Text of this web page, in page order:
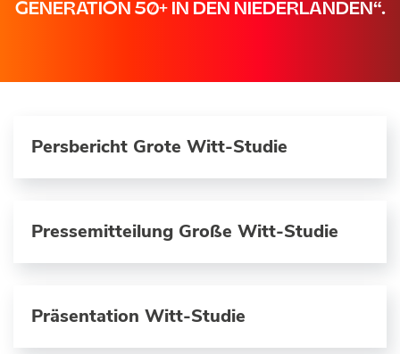
GENERATION 50+ IN DEN NIEDERLANDEN“.
Persbericht Grote Witt-Studie
Pressemitteilung Große Witt-Studie
Präsentation Witt-Studie